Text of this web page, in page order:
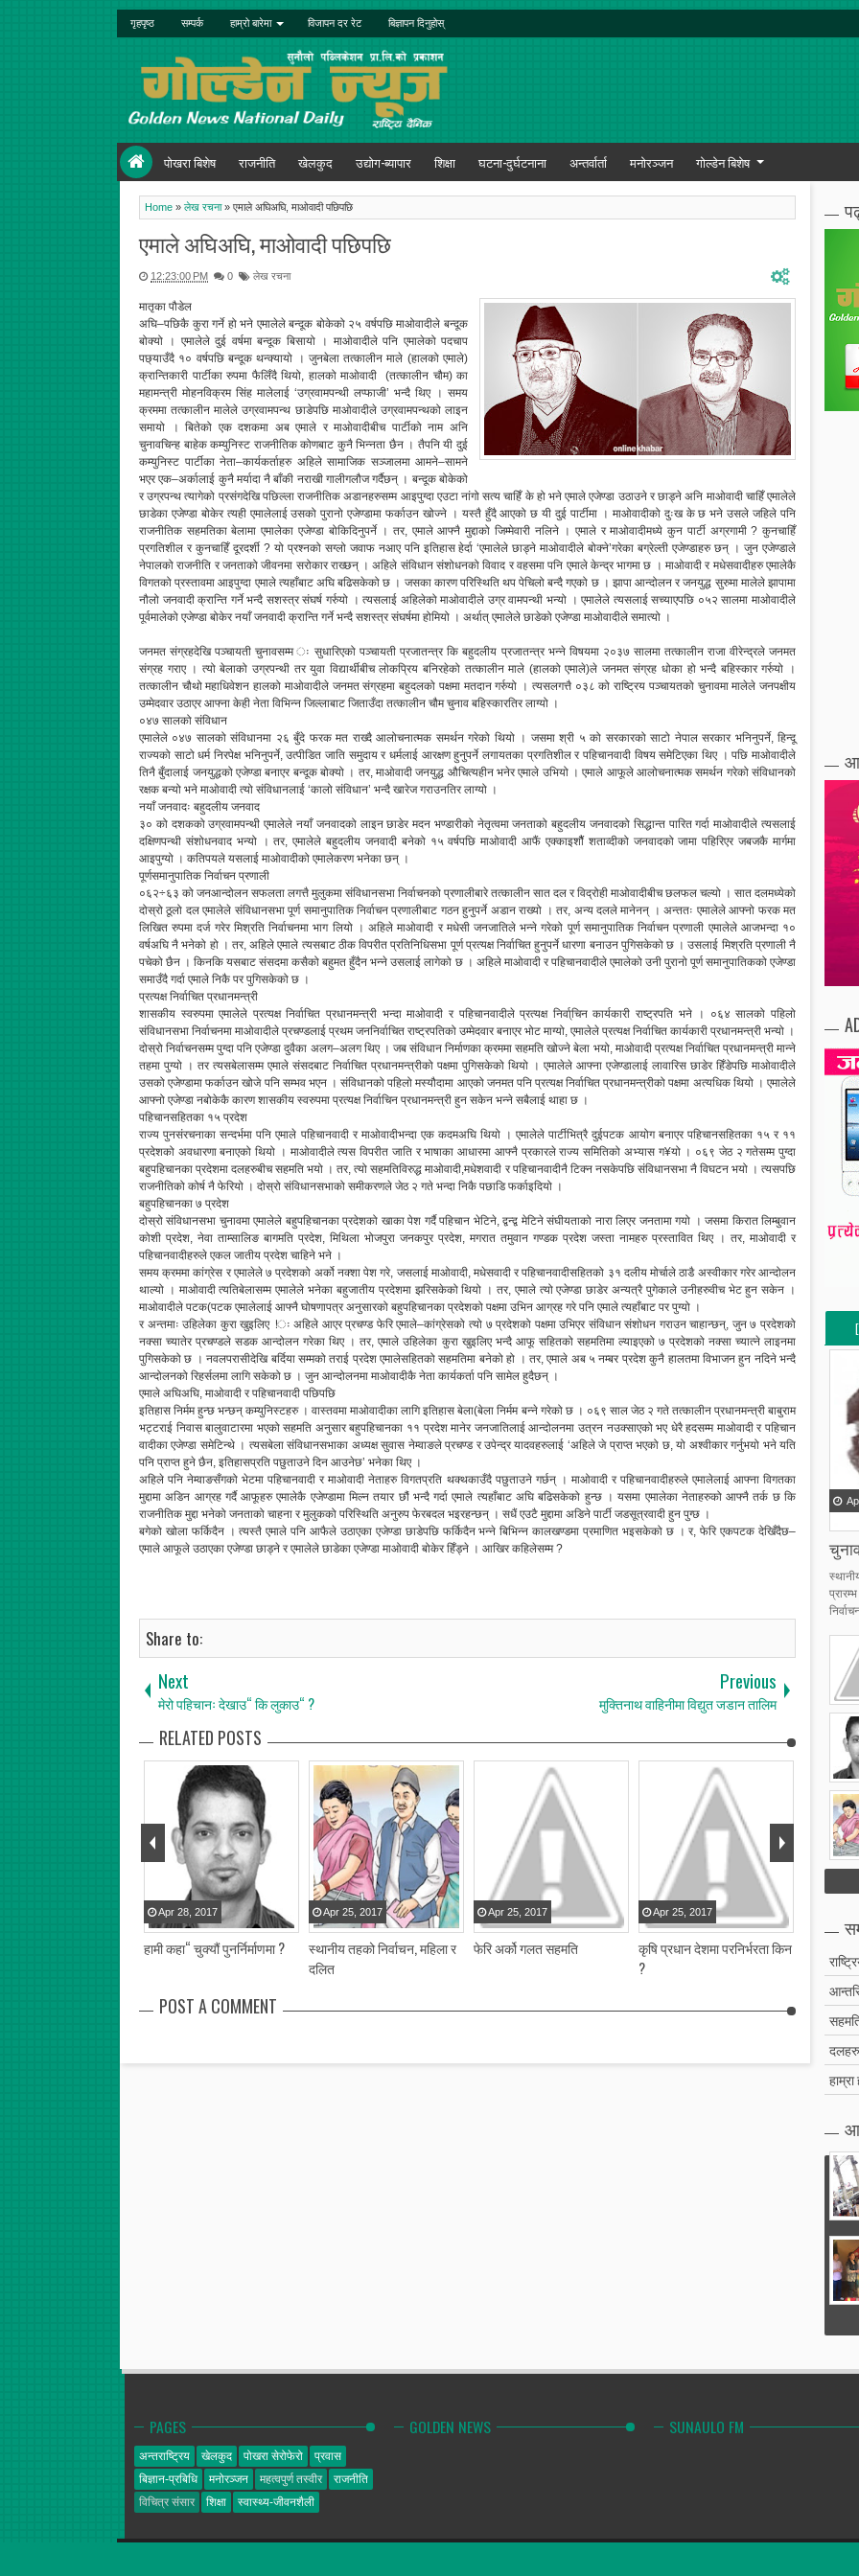
गृहपृष्ठ सम्पर्क हाम्रो बारेमा विजापन दर रेट बिज्ञापन दिनुहोस्
पोखरा बिशेष राजनीति खेलकुद उद्योग-ब्यापार शिक्षा घटना-दुर्घटनाना अन्तर्वार्ता मनोरञ्जन गोल्डेन बिशेष
Home » लेख रचना » एमाले अघिअघि, माओवादी पछिपछि
एमाले अघिअघि, माओवादी पछिपछि
12:23:00 PM 0 लेख रचना
मातृका पौडेल
अघि–पछिकै कुरा गर्ने हो भने एमालेले बन्दूक बोकेको २५ वर्षपछि माओवादीले बन्दूक
बोक्यो । एमालेले दुई वर्षमा बन्दूक बिसायो । माओवादीले पनि एमालेको पदचाप
पछ्याउँदै १० वर्षपछि बन्दूक थन्क्यायो । जुनबेला तत्कालीन माले (हालको एमाले)
क्रान्तिकारी पार्टीका रुपमा फैलिँदै थियो, हालको माओवादी (तत्कालीन चौम) का
महामन्त्री मोहनविक्रम सिंह मालेलाई ‘उग्रवामपन्थी लप्फाजी’ भन्दै थिए । समय
क्रममा तत्कालीन मालेले उग्रवामपन्थ छाडेपछि माओवादीले उग्रवामपन्थको लाइन
समायो । बितेको एक दशकमा अब एमाले र माओवादीबीच पार्टीको नाम अनि
चुनावचिन्ह बाहेक कम्युनिस्ट राजनीतिक कोणबाट कुनै भिन्नता छैन । तैपनि यी दुई
कम्युनिस्ट पार्टीका नेता–कार्यकर्ताहरु अहिले सामाजिक सञ्जालमा आमने–सामने
भएर एक–अर्कालाई कुनै मर्यादा नै बाँकी नराखी गालीगलौज गर्दैछन् । बन्दूक बोकेको
र उग्रपन्थ त्यागेको प्रसंगदेखि पछिल्ला राजनीतिक अडानहरुसम्म आइपुग्दा एउटा नांगो सत्य चाहिँ के हो भने एमाले एजेण्डा उठाउने र छाड्ने अनि माओवादी चाहिँ एमालेले
छाडेका एजेण्डा बोकेर त्यही एमालेलाई उसको पुरानो एजेण्डामा फर्काउन खोज्ने । यस्तै हुँदै आएको छ यी दुई पार्टीमा । माओवादीको दुःख के छ भने उसले जहिले पनि
राजनीतिक सहमतिका बेलामा एमालेका एजेण्डा बोकिदिनुपर्ने । तर, एमाले आफ्नै मुद्दाको जिम्मेवारी नलिने । एमाले र माओवादीमध्ये कुन पार्टी अग्रगामी ? कुनचाहिँ
प्रगतिशील र कुनचाहिँ दूरदर्शी ? यो प्रश्नको सग्लो जवाफ नआए पनि इतिहास हेर्दा ‘एमालेले छाड्ने माओवादीले बोक्ने’गरेका बग्रेल्ती एजेण्डाहरु छन् । जुन एजेण्डाले
नेपालको राजनीति र जनताको जीवनमा सरोकार राख्छन् । अहिले संविधान संशोधनको विवाद र वहसमा पनि एमाले केन्द्र भागमा छ । माओवादी र मधेसवादीहरु एमालेकै
विगतको प्रस्तावमा आइपुग्दा एमाले त्यहाँबाट अघि बढिसकेको छ । जसका कारण परिस्थिति थप पेचिलो बन्दै गएको छ । झापा आन्दोलन र जनयुद्ध सुरुमा मालेले झापामा
नौलो जनवादी क्रान्ति गर्ने भन्दै सशस्त्र संघर्ष गर्रुयो । त्यसलाई अहिलेको माओवादीले उग्र वामपन्थी भन्यो । एमालेले त्यसलाई सच्याएपछि ०५२ सालमा माओवादीले
पूर्वमालेको एजेण्डा बोकेर नयाँ जनवादी क्रान्ति गर्ने भन्दै सशस्त्र संघर्षमा होमियो । अर्थात् एमालेले छाडेको एजेण्डा माओवादीले समात्यो ।
जनमत संग्रहदेखि पञ्चायती चुनावसम्म ः सुधारिएको पञ्चायती प्रजातन्त्र कि बहुदलीय प्रजातन्त्र भन्ने विषयमा २०३७ सालमा तत्कालीन राजा वीरेन्द्रले जनमत
संग्रह गराए । त्यो बेलाको उग्रपन्थी तर युवा विद्यार्थीबीच लोकप्रिय बनिरहेको तत्कालीन माले (हालको एमाले)ले जनमत संग्रह धोका हो भन्दै बहिस्कार गर्रुयो ।
तत्कालीन चौथो महाधिवेशन हालको माओवादीले जनमत संग्रहमा बहुदलको पक्षमा मतदान गर्रुयो । त्यसलगत्तै ०३८ को राष्ट्रिय पञ्चायतको चुनावमा मालेले जनपक्षीय
उम्मेदवार उठाएर आफ्ना केही नेता विभिन्न जिल्लाबाट जिताउँदा तत्कालीन चौम चुनाव बहिस्कारतिर लाग्यो ।
०४७ सालको संविधान
एमालेले ०४७ सालको संविधानमा २६ बुँदे फरक मत राख्दै आलोचनात्मक समर्थन गरेको थियो । जसमा श्री ५ को सरकारको साटो नेपाल सरकार भनिनुपर्ने, हिन्दू
राज्यको साटो धर्म निरपेक्ष भनिनुपर्ने, उत्पीडित जाति समुदाय र धर्मलाई आरक्षण हुनुपर्ने लगायतका प्रगतिशील र पहिचानवादी विषय समेटिएका थिए । पछि माओवादीले
तिनै बुँदालाई जनयुद्धको एजेण्डा बनाएर बन्दूक बोक्यो । तर, माओवादी जनयुद्ध औचित्यहीन भनेर एमाले उभियो । एमाले आफूले आलोचनात्मक समर्थन गरेको संविधानको
रक्षक बन्यो भने माओवादी त्यो संविधानलाई ‘कालो संविधान’ भन्दै खारेज गराउनतिर लाग्यो ।
नयाँ जनवादः बहुदलीय जनवाद
३० को दशकको उग्रवामपन्थी एमालेले नयाँ जनवादको लाइन छाडेर मदन भण्डारीको नेतृत्वमा जनताको बहुदलीय जनवादको सिद्धान्त पारित गर्दा माओवादीले त्यसलाई
दक्षिणपन्थी संशोधनवाद भन्यो । तर, एमालेले बहुदलीय जनवादी बनेको १५ वर्षपछि माओवादी आफैं एक्काइशौैं शताव्दीको जनवादको जामा पहिरिएर जबजकै मार्गमा
आइपुग्यो । कतिपयले यसलाई माओवादीको एमालेकरण भनेका छन् ।
पूर्णसमानुपातिक निर्वाचन प्रणाली
०६२÷६३ को जनआन्दोलन सफलता लगत्तै मुलुकमा संविधानसभा निर्वाचनको प्रणालीबारे तत्कालीन सात दल र विद्रोही माओवादीबीच छलफल चल्यो । सात दलमध्येको
दोस्रो ठूलो दल एमालेले संविधानसभा पूर्ण समानुपातिक निर्वाचन प्रणालीबाट गठन हुनुपर्ने अडान राख्यो । तर, अन्य दलले मानेनन् । अन्ततः एमालेले आफ्नो फरक मत
लिखित रुपमा दर्ज गरेर मिश्रति निर्वाचनमा भाग लियो । अहिले माओवादी र मधेसी जनजातिले भन्ने गरेको पूर्ण समानुपातिक निर्वाचन प्रणाली एमालेले आजभन्दा १०
वर्षअघि नै भनेको हो । तर, अहिले एमाले त्यसबाट ठीक विपरीत प्रतिनिधिसभा पूर्ण प्रत्यक्ष निर्वाचित हुनुपर्ने धारणा बनाउन पुगिसकेको छ । उसलाई मिश्रति प्रणाली नै
पचेको छैन । किनकि यसबाट संसदमा कसैको बहुमत हुँदैन भन्ने उसलाई लागेको छ । अहिले माओवादी र पहिचानवादीले एमालेको उनी पुरानो पूर्ण समानुपातिकको एजेण्डा
समाउँदै गर्दा एमाले निकै पर पुगिसकेको छ ।
प्रत्यक्ष निर्वाचित प्रधानमन्त्री
शासकीय स्वरुपमा एमालेले प्रत्यक्ष निर्वाचित प्रधानमन्त्री भन्दा माओवादी र पहिचानवादीले प्रत्यक्ष निर्वा्चिन कार्यकारी राष्ट्रपति भने । ०६४ सालको पहिलो
संविधानसभा निर्वाचनमा माओवादीले प्रचण्डलाई प्रथम जननिर्वाचित राष्ट्रपतिको उम्मेदवार बनाएर भोट माग्यो, एमालेले प्रत्यक्ष निर्वाचित कार्यकारी प्रधानमन्त्री भन्यो ।
दोस्रो निर्वाचनसम्म पुग्दा पनि एजेण्डा दुवैका अलग–अलग थिए । जब संविधान निर्माणका क्रममा सहमति खोज्ने बेला भयो, माओवादी प्रत्यक्ष निर्वाचित प्रधानमन्त्री मान्ने
तहमा पुग्यो । तर त्यसबेलासम्म एमाले संसदबाट निर्वाचित प्रधानमन्त्रीको पक्षमा पुगिसकेको थियो । एमालेले आफ्ना एजेण्डालाई लावारिस छाडेर हिँडेपछि माओवादीले
उसको एजेण्डामा फर्काउन खोजे पनि सम्भव भएन । संविधानको पहिलो मस्यौदामा आएको जनमत पनि प्रत्यक्ष निर्वाचित प्रधानमन्त्रीको पक्षमा अत्यधिक थियो । एमालेले
आफ्नो एजेण्डा नबोकेकै कारण शासकीय स्वरुपमा प्रत्यक्ष निर्वाचिन प्रधानमन्त्री हुन सकेन भन्ने सबैलाई थाहा छ ।
पहिचानसहितका १५ प्रदेश
राज्य पुनसंरचनाका सन्दर्भमा पनि एमाले पहिचानवादी र माओवादीभन्दा एक कदमअघि थियो । एमालेले पार्टीभित्रै दुईपटक आयोग बनाएर पहिचानसहितका १५ र ११
प्रदेशको अवधारणा बनाएको थियो । माओवादीले त्यस विपरीत जाति र भाषाका आधारमा आफ्नै प्रकारले राज्य समितिको अभ्यास ग¥यो । ०६९ जेठ २ गतेसम्म पुग्दा
बहुपहिचानका प्रदेशमा दलहरुबीच सहमति भयो । तर, त्यो सहमतिविरुद्ध माओवादी,मधेशवादी र पहिचानवादीनै टिक्न नसकेपछि संविधानसभा नै विघटन भयो । त्यसपछि
राजनीतिको कोर्ष नै फेरियो । दोस्रो संविधानसभाको समीकरणले जेठ २ गते भन्दा निकै पछाडि फर्काइदियो ।
बहुपहिचानका ७ प्रदेश
दोस्रो संविधानसभा चुनावमा एमालेले बहुपहिचानका प्रदेशको खाका पेश गर्दै पहिचान भेटिने, द्वन्द्व मेटिने संघीयताको नारा लिएर जनतामा गयो । जसमा किरात लिम्बुवान
कोशी प्रदेश, नेवा ताम्सालिङ बागमति प्रदेश, मिथिला भोजपुरा जनकपुर प्रदेश, मगरात तमुवान गण्डक प्रदेश जस्ता नामहरु प्रस्तावित थिए । तर, माओवादी र
पहिचानवादीहरुले एकल जातीय प्रदेश चाहिने भने ।
समय क्रममा कांग्रेस र एमालेले ७ प्रदेशको अर्को नक्शा पेश गरे, जसलाई माओवादी, मधेसवादी र पहिचानवादीसहितको ३१ दलीय मोर्चाले ठाडै अस्वीकार गरेर आन्दोलन
थाल्यो । माओवादी त्यतिबेलासम्म एमालेले भनेका बहुजातीय प्रदेशमा झरिसकेको थियो । तर, एमाले त्यो एजेण्डा छाडेर अन्यत्रै पुगेकाले उनीहरुवीच भेट हुन सकेन ।
माओवादीले पटक(पटक एमालेलाई आफ्नै घोषणापत्र अनुसारको बहुपहिचानका प्रदेशको पक्षमा उभिन आग्रह गरे पनि एमाले त्यहाँबाट पर पुग्यो ।
र अन्तमाः उहिलेका कुरा खुइलिए !ः अहिले आएर प्रचण्ड फेरि एमाले–कांग्रेसको त्यो ७ प्रदेशको पक्षमा उभिएर संविधान संशोधन गराउन चाहान्छन्, जुन ७ प्रदेशको
नक्सा च्यातेर प्रचण्डले सडक आन्दोलन गरेका थिए । तर, एमाले उहिलेका कुरा खुइलिए भन्दै आफू सहितको सहमतिमा ल्याइएको ७ प्रदेशको नक्सा च्यात्ने लाइनमा
पुगिसकेको छ । नवलपरासीदेखि बर्दिया सम्मको तराई प्रदेश एमालेसहितको सहमतिमा बनेको हो । तर, एमाले अब ५ नम्बर प्रदेश कुनै हालतमा विभाजन हुन नदिने भन्दै
आन्दोलनको रिहर्सलमा लागि सकेको छ । जुन आन्दोलनमा माओवादीकै नेता कार्यकर्ता पनि सामेल हुदैछन् ।
एमाले अघिअघि, माओवादी र पहिचानवादी पछिपछि
इतिहास निर्मम हुन्छ भन्छन् कम्युनिस्टहरु । वास्तवमा माओवादीका लागि इतिहास बेला(बेला निर्मम बन्ने गरेको छ । ०६९ साल जेठ २ गते तत्कालीन प्रधानमन्त्री बाबुराम
भट्टराई निवास बालुवाटारमा भएको सहमति अनुसार बहुपहिचानका ११ प्रदेश मानेर जनजातिलाई आन्दोलनमा उत्रन नउक्साएको भए धेरै हदसम्म माओवादी र पहिचान
वादीका एजेण्डा समेटिन्थे । त्यसबेला संविधानसभाका अध्यक्ष सुवास नेम्वाङले प्रचण्ड र उपेन्द्र यादवहरुलाई ‘अहिले जे प्राप्त भएको छ, यो अश्वीकार गर्नुभयो भने यति
पनि प्राप्त हुने छैन, इतिहासप्रति पछुताउने दिन आउनेछ’ भनेका थिए ।
अहिले पनि नेम्वाङसँगको भेटमा पहिचानवादी र माओवादी नेताहरु विगतप्रति थक्थकाउँदै पछुताउने गर्छन् । माओवादी र पहिचानवादीहरुले एमालेलाई आफ्ना विगतका
मुद्दामा अडिन आग्रह गर्दै आफूहरु एमालेकै एजेण्डामा मिल्न तयार छौं भन्दै गर्दा एमाले त्यहाँबाट अघि बढिसकेको हुन्छ । यसमा एमालेका नेताहरुको आफ्नै तर्क छ कि
राजनीतिक मुद्दा भनेको जनताको चाहना र मुलुकको परिस्थिति अनुरुप फेरबदल भइरहन्छन् । सधैं एउटै मुद्दामा अडिने पार्टी जडसूत्रवादी हुन पुग्छ ।
बगेको खोला फर्किदैन । त्यस्तै एमाले पनि आफैले उठाएका एजेण्डा छाडेपछि फर्किदैन भन्ने बिभिन्न कालखण्डमा प्रमाणित भइसकेको छ । र, फेरि एकपटक देखिँदैछ–
एमाले आफूले उठाएका एजेण्डा छाड्ने र एमालेले छाडेका एजेण्डा माओवादी बोकेर हिँड्ने । आखिर कहिलेसम्म ?
Share to:
Next
मेरो पहिचानः देखाउ“ कि लुकाउ“ ?
Previous
मुक्तिनाथ वाहिनीमा विद्युत जडान तालिम
RELATED POSTS
हामी कहा“ चुक्यौं पुनर्निर्माणमा ?
Apr 28 2017
स्थानीय तहको निर्वाचन, महिला र
दलित
Apr 25 2017
फेरि अर्को गलत सहमति
Apr 25 2017
कृषि प्रधान देशमा परनिर्भरता किन
?
Apr 25 2017
POST A COMMENT
दलहरु
PAGES
अन्तराष्ट्रिय खेलकुद पोखरा सेरोफेरो
प्रवास
बिज्ञान-प्रबिधि
मनोरञ्जन महत्वपुर्ण तस्वीर
राजनीति
विचित्र संसार
शिक्षा स्वास्थ्य-जीवनशैली
GOLDEN NEWS SUNAULO FM